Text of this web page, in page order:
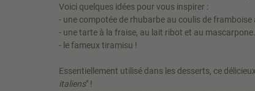
Voici quelques idées pour vous inspirer :
- une compotée de rhubarbe au coulis de framboise
- une tarte à la fraise, au lait ribot et au mascarpone.
- le fameux tiramisu !
Essentiellement utilisé dans les desserts, ce
italiens" !